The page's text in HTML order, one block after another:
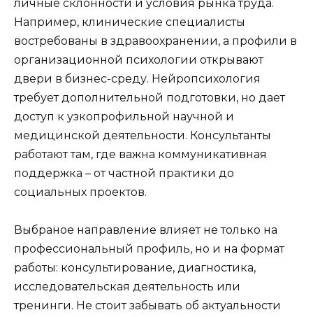
личные склонности и условия рынка труда.
Например, клинические специалисты
востребованы в здравоохранении, а профили в
организационной психологии открывают
двери в бизнес-среду. Нейропсихология
требует дополнительной подготовки, но дает
доступ к узкопрофильной научной и
медицинской деятельности. Консультанты
работают там, где важна коммуникативная
поддержка – от частной практики до
социальных проектов.
Выбраное направление влияет не только на
профессиональный профиль, но и на формат
работы: консультирование, диагностика,
исследовательская деятельность или
тренинги. Не стоит забывать об актуальности